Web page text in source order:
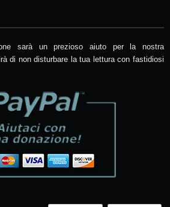
sarà un prezioso aiuto per la nostra
di non disturbare la tua lettura con fastidiosi